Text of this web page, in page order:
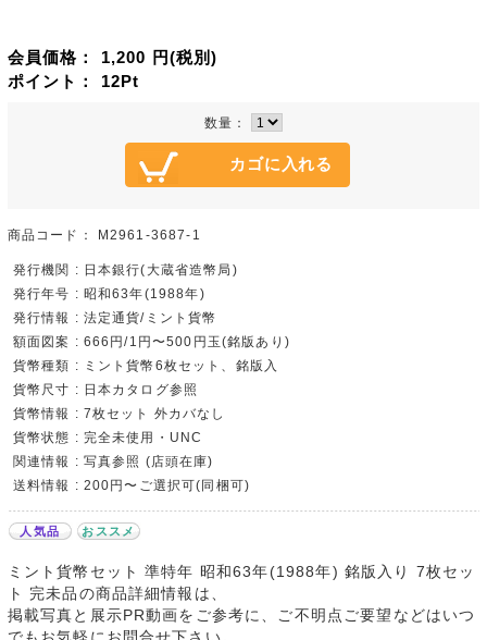
会員価格： 1,200 円(税別)
ポイント： 12Pt
数量：
商品コード： M2961-3687-1
発行機関 : 日本銀行(大蔵省造幣局)
発行年号 : 昭和63年(1988年)
発行情報 : 法定通貨/ミント貨幣
額面図案 : 666円/1円〜500円玉(銘版あり)
貨幣種類 : ミント貨幣6枚セット、銘版入
貨幣尺寸 : 日本カタログ参照
貨幣情報 : 7枚セット 外カバなし
貨幣状態 : 完全未使用・UNC
関連情報 : 写真参照 (店頭在庫)
送料情報 : 200円〜ご選択可(同梱可)
人気品 おススメ
ミント貨幣セット 準特年 昭和63年(1988年) 銘版入り 7枚セッ
ト 完未品の商品詳細情報は、
掲載写真と展示PR動画をご参考に、ご不明点ご要望などはいつ